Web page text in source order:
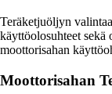
Teräketjuöljyn
käyttöolosuhteet sekä
moottorisahan
Moottorisahan